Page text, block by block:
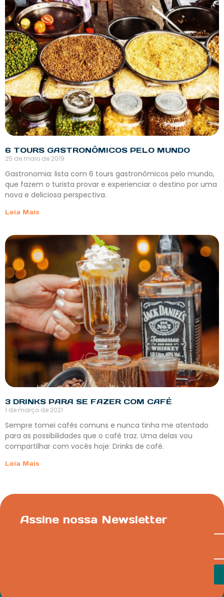
6 TOURS GASTRONÔMICOS PELO MUNDO
25 de maio de 2019
Gastronomia: lista com 6 tours gastronômicos pelo mundo,
que fazem o turista provar e experienciar o destino por uma
nova e deliciosa perspectiva.
Leia Mais
3 DRINKS PARA SE FAZER COM CAFÉ
1 de março de 2021
Sempre tomei cafés comuns e nunca tinha me atentado
para as possibilidades que o café traz. Uma delas vou
compartilhar com vocês hoje: Drinks de café.
Leia Mais
Assine nossa Newsletter